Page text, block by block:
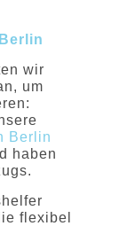
wir
um
Berlin
haben
flexibel